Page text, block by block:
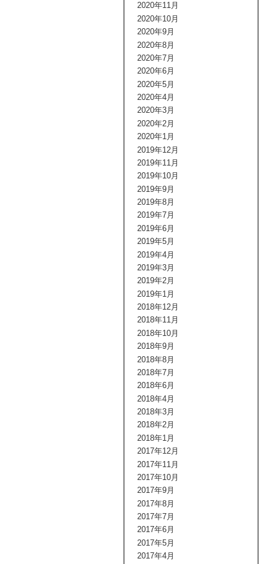
2020年11月
2020年10月
2020年9月
2020年8月
2020年7月
2020年6月
2020年5月
2020年4月
2020年3月
2020年2月
2020年1月
2019年12月
2019年11月
2019年10月
2019年9月
2019年8月
2019年7月
2019年6月
2019年5月
2019年4月
2019年3月
2019年2月
2019年1月
2018年12月
2018年11月
2018年10月
2018年9月
2018年8月
2018年7月
2018年6月
2018年4月
2018年3月
2018年2月
2018年1月
2017年12月
2017年11月
2017年10月
2017年9月
2017年8月
2017年7月
2017年6月
2017年5月
2017年4月